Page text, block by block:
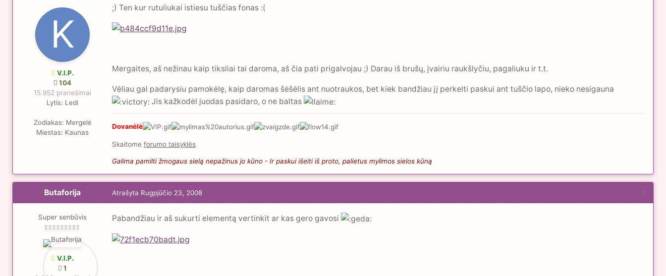
V.I.P.
104
15.952 pranešimai
Lytis: Ledi
Zodiakas: Mergelė
Miestas: Kaunas
;) Ten kur rutuliukai istiesu tuščias fonas :(
Mergaites, aš nežinau kaip tiksliai tai daroma, aš čia pati prigalvojau ;) Darau iš brušų, įvairiu raukšlyčiu, pagaliuku ir t.t.
Vėliau gal padarysiu pamokėlę, kaip daromas šėšėlis ant nuotraukos, bet kiek bandžiau jį perkelti paskui ant tuščio lapo, nieko nesigauna
Jis kažkodėl juodas pasidaro, o ne baltas
Dovanėlė
Skaitome forumo taisyklės
Galima pamilti žmogaus sielą nepažinus jo kūno - Ir paskui išeiti iš proto, palietus mylimos sielos kūną
Butaforija
Super senbūvis
V.I.P.
1
Atrašyta Rugpjūčio 23, 2008
Pabandžiau ir aš sukurti elementą vertinkit ar kas gero gavosi